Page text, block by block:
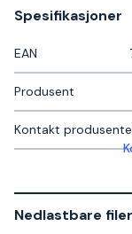
Spesifikasjoner
EAN
Produsent
Kontakt
Nedlastbare filer